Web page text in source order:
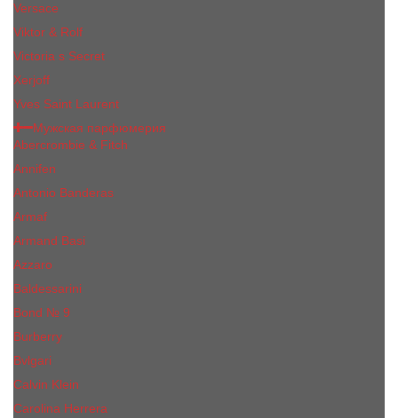
Versace
Viktor & Rolf
Victoria s Secret
Xerjoff
Yves Saint Laurent
Мужская парфюмерия
Abercrombie & Fitch
Annifen
Antonio Banderas
Armaf
Armand Basi
Azzaro
Baldessarini
Bond № 9
Burberry
Bvlgari
Calvin Klein
Carolina Herrera